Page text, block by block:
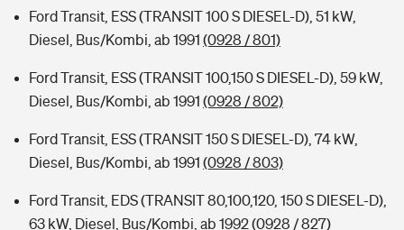
Ford Transit, ESS (TRANSIT 100 S DIESEL-D), 51 kW,
Diesel, Bus/Kombi, ab 1991 (0928 / 801)
Ford Transit, ESS (TRANSIT 100,150 S DIESEL-D), 59 kW,
Diesel, Bus/Kombi, ab 1991 (0928 / 802)
Ford Transit, ESS (TRANSIT 150 S DIESEL-D), 74 kW,
Diesel, Bus/Kombi, ab 1991 (0928 / 803)
Ford Transit, EDS (TRANSIT 80,100,120, 150 S DIESEL-D),
63 kW, Diesel, Bus/Kombi, ab 1992(0928 / 827)